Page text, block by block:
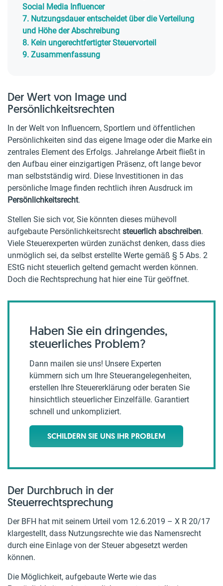
Social Media Influencer
7. Nutzungsdauer entscheidet über die Verteilung
und Höhe der Abschreibung
8. Kein ungerechtfertigter Steuervorteil
9. Zusammenfassung
Der Wert von Image und
Persönlichkeitsrechten
In der Welt von Influencern, Sportlern und öffentlichen
Persönlichkeiten sind das eigene Image oder die Marke ein
zentrales Element des Erfolgs. Jahrelange Arbeit fließt in
den Aufbau einer einzigartigen Präsenz, oft lange bevor
man selbstständig wird. Diese Investitionen in das
persönliche Image finden rechtlich ihren Ausdruck im
Persönlichkeitsrecht.
Stellen Sie sich vor, Sie könnten dieses mühevoll
aufgebaute Persönlichkeitsrecht steuerlich abschreiben.
Viele Steuerexperten würden zunächst denken, dass dies
unmöglich sei, da selbst erstellte Werte gemäß § 5 Abs. 2
EStG nicht steuerlich geltend gemacht werden können.
Doch die Rechtsprechung hat hier eine Tür geöffnet.
Haben Sie ein dringendes,
steuerliches Problem?
Dann mailen sie uns! Unsere Experten
kümmern sich um Ihre Steuerangelegenheiten,
erstellen Ihre Steuererklärung oder beraten Sie
hinsichtlich steuerlicher Einzelfälle. Garantiert
schnell und unkompliziert.
SCHILDERN SIE UNS IHR PROBLEM
Der Durchbruch in der
Steuerrechtsprechung
Der BFH hat mit seinem Urteil vom 12.6.2019 – X R 20/17
klargestellt, dass Nutzungsrechte wie das Namensrecht
durch eine Einlage von der Steuer abgesetzt werden
können.
Die Möglichkeit, aufgebaute Werte wie das